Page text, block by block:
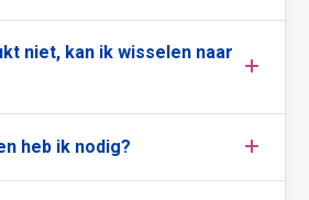
niet, kan ik wisselen naar
heb ik nodig?